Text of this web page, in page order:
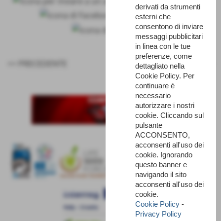
SUCCESSIVO >>
derivati da strumenti
esterni che
consentono di inviare
messaggi pubblicitari
in linea con le tue
preferenze, come
dettagliato nella
Cookie Policy. Per
continuare è
necessario
autorizzare i nostri
cookie. Cliccando sul
pulsante
ACCONSENTO,
acconsenti all'uso dei
cookie. Ignorando
questo banner e
navigando il sito
acconsenti all'uso dei
cookie.
Cookie Policy -
Privacy Policy